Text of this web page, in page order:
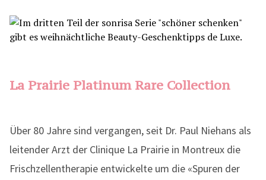
La Prairie Platinum Rare Collection
Über 80 Jahre sind vergangen, seit Dr. Paul Niehans als
leitender Arzt der Clinique La Prairie in Montreux die
Frischzellentherapie entwickelte um die «Spuren der